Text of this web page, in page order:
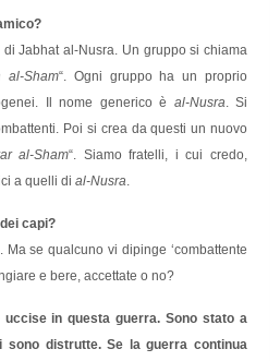
Jabhat al-Nusra. Un gruppo si chiama
al-Sham“. Ogni gruppo ha un proprio
Il nome generico è al-Nusra . Si
Poi si crea da questi un nuovo
al-Sham“. Siamo fratelli, i cui credo,
a quelli di al-Nusra
capi?
Ma se qualcuno vi dipinge ‘combattente
e bere, accettate o no?
in questa guerra. Sono stato a
sono distrutte. Se la guerra continua